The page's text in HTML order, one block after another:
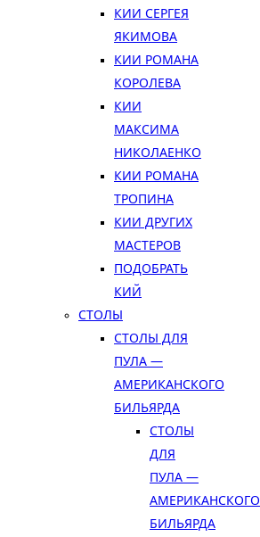
КИИ СЕРГЕЯ
ЯКИМОВА
КИИ РОМАНА
КОРОЛЕВА
КИИ
МАКСИМА
НИКОЛАЕНКО
КИИ РОМАНА
ТРОПИНА
КИИ ДРУГИХ
МАСТЕРОВ
ПОДОБРАТЬ
КИЙ
СТОЛЫ
СТОЛЫ ДЛЯ
ПУЛА —
АМЕРИКАНСКОГО
БИЛЬЯРДА
СТОЛЫ
ДЛЯ
ПУЛА —
АМЕРИКАНСКОГО
БИЛЬЯРДА